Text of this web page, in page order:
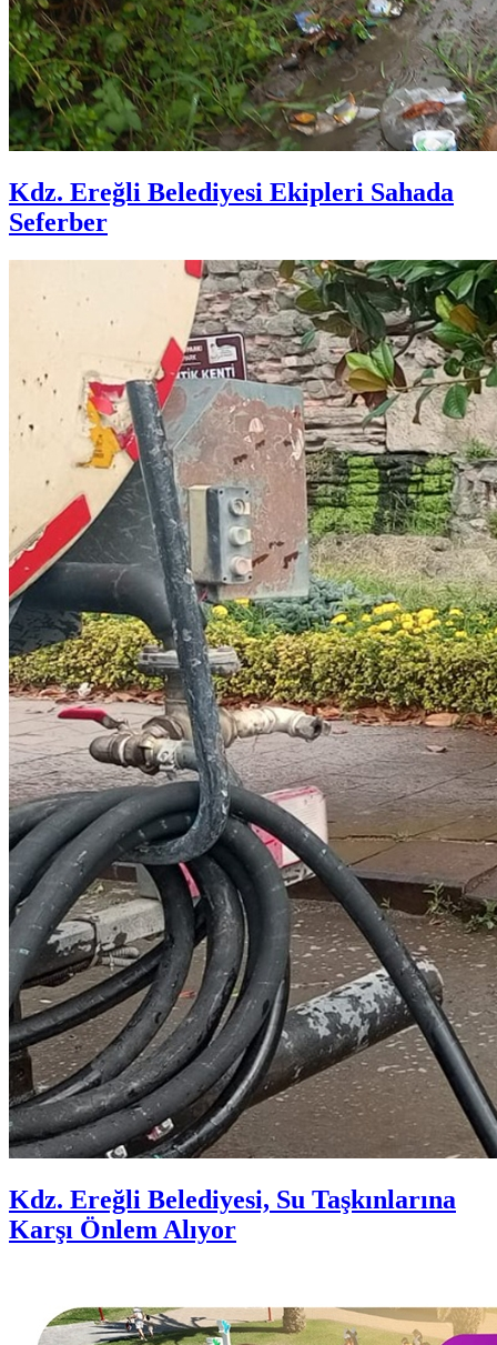
Kdz. Ereğli Belediyesi Ekipleri Sahada
Seferber
Kdz. Ereğli Belediyesi, Su Taşkınlarına
Karşı Önlem Alıyor